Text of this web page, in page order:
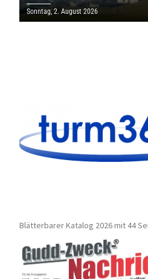
SAARLAND
Sonntag, 2. August 2026
Blätterbarer Katalog 2026 mit 44